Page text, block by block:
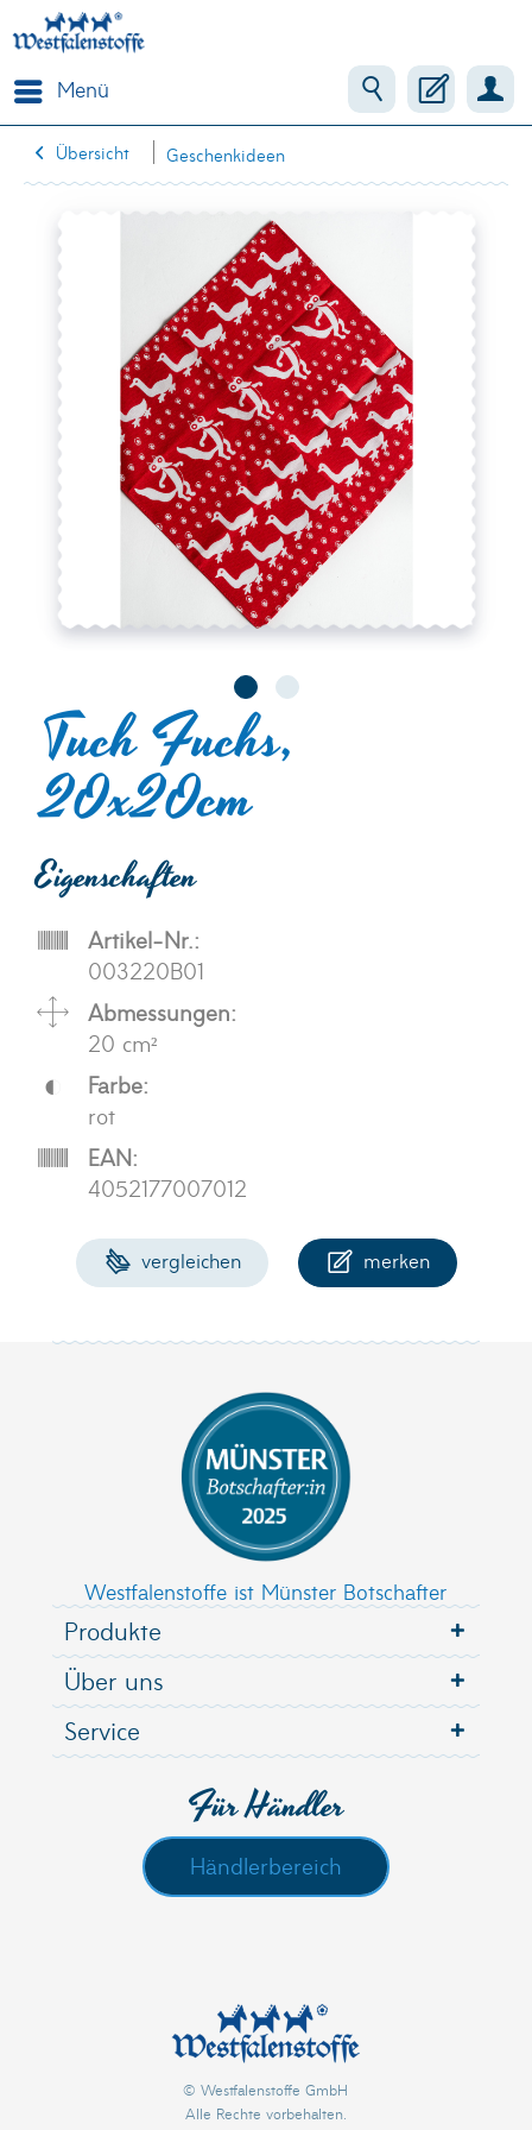
Menü
Übersicht Geschenkideen
Tuch Fuchs,
20x20cm
Eigenschaften
Artikel-Nr.:
003220B01
Abmessungen:
20 cm²
Farbe:
rot
EAN:
4052177007012
vergleichen merken
Westfalenstoffe ist Münster Botschafter
Produkte
Über uns
Service
Für Händler
Händlerbereich
© Westfalenstoffe GmbH
Alle Rechte vorbehalten.